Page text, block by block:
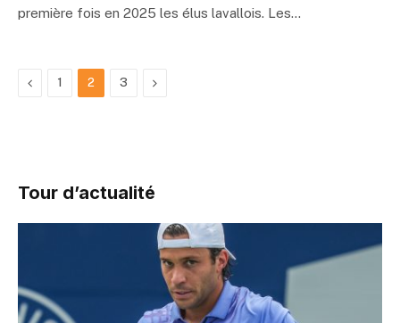
première fois en 2025 les élus lavallois. Les…
Previous
1 2 3 Next
Tour d’actualité